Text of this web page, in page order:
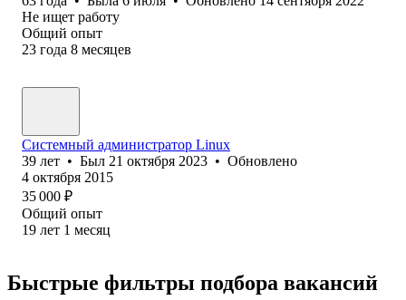
Не ищет работу
Общий опыт
23 года 8 месяцев
Системный администратор Linux
39 лет • Был 21 октября 2023 • Обновлено
4 октября 2015
35 000 ₽
Общий опыт
19 лет 1 месяц
Быстрые фильтры подбора вакансий